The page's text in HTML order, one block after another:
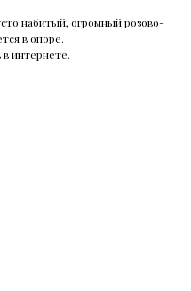
набитый, огромный розово-
в опоре.
интернете.